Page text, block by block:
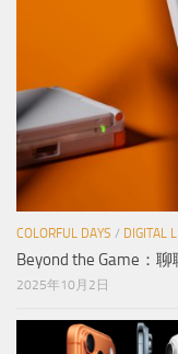
COLORFUL DAYS / DIGITAL
Beyond the Game：
2025年10月2日